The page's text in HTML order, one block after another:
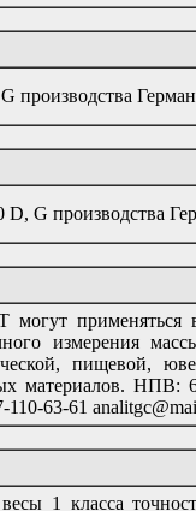
G производства
применяться
измерения
пищевой,
материалов. НПВ:
63-61
1 класса